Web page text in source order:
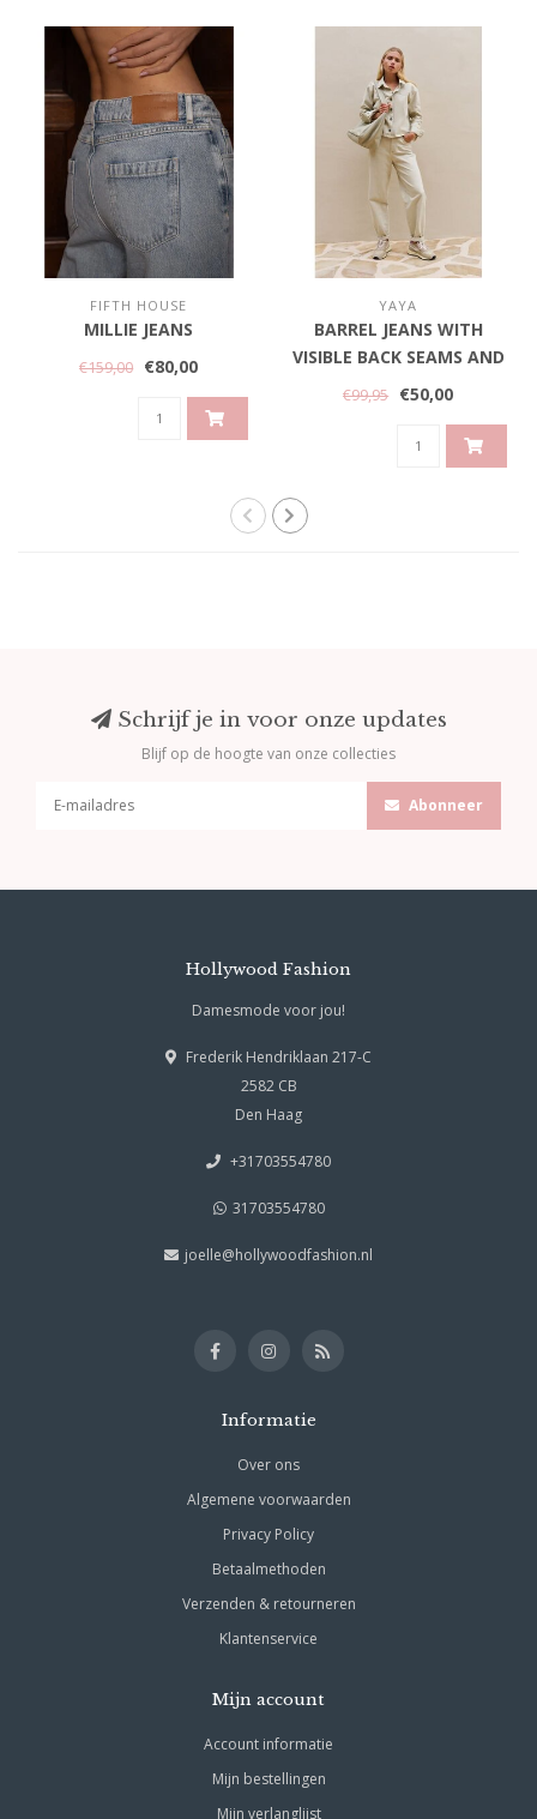
FIFTH HOUSE
MILLIE JEANS
€159,00 €80,00
YAYA
BARREL JEANS WITH
VISIBLE BACK SEAMS AND
SOFT WASH -
€99,95 €50,00
Schrijf je in voor onze updates
Blijf op de hoogte van onze collecties
Abonneer
Hollywood Fashion
Damesmode voor jou!
Frederik Hendriklaan 217-C
2582 CB
Den Haag
+31703554780
31703554780
joelle@hollywoodfashion.nl
Informatie
Over ons
Algemene voorwaarden
Privacy Policy
Betaalmethoden
Verzenden & retourneren
Klantenservice
Mijn account
Account informatie
Mijn bestellingen
Mijn verlanglijst